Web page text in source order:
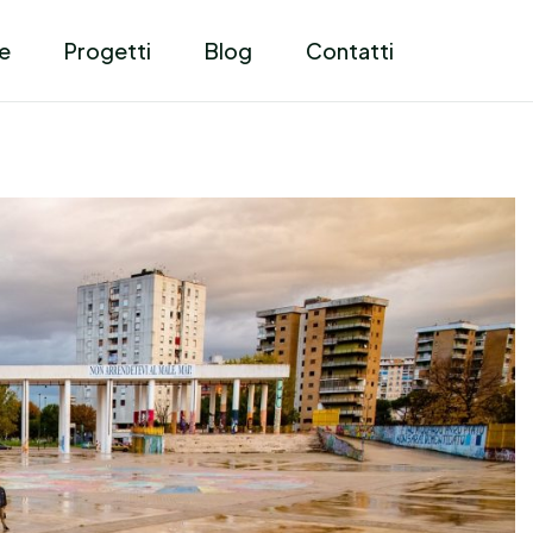
Progetti Blog Contatti